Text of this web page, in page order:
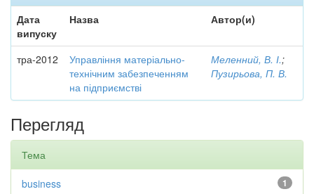
Дата
випуску
Назва Автор(и)
тра-2012
Управління матеріально-
технічним забезпеченням
на підприємстві
Меленний, В. І.;
Пузирьова, П. В.
Перегляд
Тема
1
business